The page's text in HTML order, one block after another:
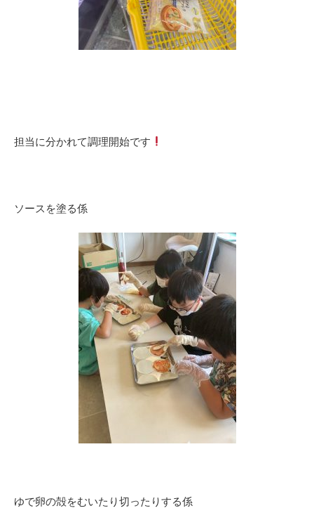
担当に分かれて調理開始です
ソースを塗る係
ゆで卵の殻をむいたり切ったりする係